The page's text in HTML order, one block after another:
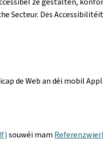
Secteur. Dës
de Web an déi mobil
souwéi mam